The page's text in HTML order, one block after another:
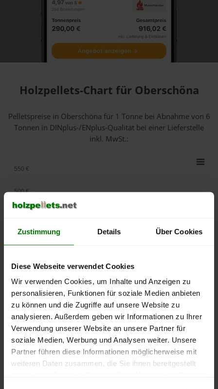
Zustimmung Details Über Cookies
Diese Webseite verwendet Cookies
Wir verwenden Cookies, um Inhalte und Anzeigen zu
personalisieren, Funktionen für soziale Medien anbieten
zu können und die Zugriffe auf unsere Website zu
analysieren. Außerdem geben wir Informationen zu Ihrer
Verwendung unserer Website an unsere Partner für
soziale Medien, Werbung und Analysen weiter. Unsere
Partner führen diese Informationen möglicherweise mit
weiteren Daten zusammen, die Sie ihnen bereitgestellt
Holzpellets-Chart für Oberschöna
Pelletspreise in Oberschöna für 1 Tonne bei Abnahmevon 6
Tonnen in DINplus-/ENplus-Qualität bei einer Lieferstelle
inkl. MwSt.:
2025
2026
2026
250 €
300 €
400 €
500 €
550 €
Die aktuelle Preisentwicklung für Holzpellets in Deutschland
können Sie jederzeit auf unsererPelletspreise-Seite